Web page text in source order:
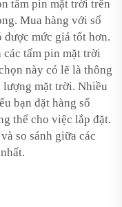
tấm pin mặt trời trên
Mua hàng với số
mức giá tốt hơn.
tấm pin mặt trời
này có lẽ là thông
lượng mặt trời. Nhiều
bạn đặt hàng số
thể cho việc lắp đặt.
so sánh giữa các